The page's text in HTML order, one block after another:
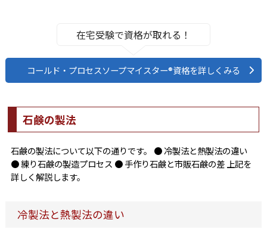
在宅受験で資格が取れる！
コールド・プロセスソープマイスター®資格を詳しくみる
石鹸の製法
石鹸の製法について以下の通りです。 ● 冷製法と熱製法の違い
● 練り石鹸の製造プロセス ● 手作り石鹸と市販石鹸の差 上記を
詳しく解説します。
冷製法と熱製法の違い